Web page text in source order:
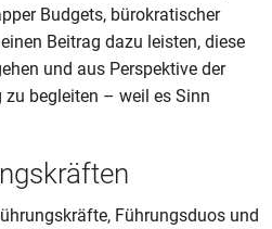
Budgets, bürokratischer
Beitrag dazu leisten, diese
und aus Perspektive der
begleiten – weil es Sinn
Führungsduos und